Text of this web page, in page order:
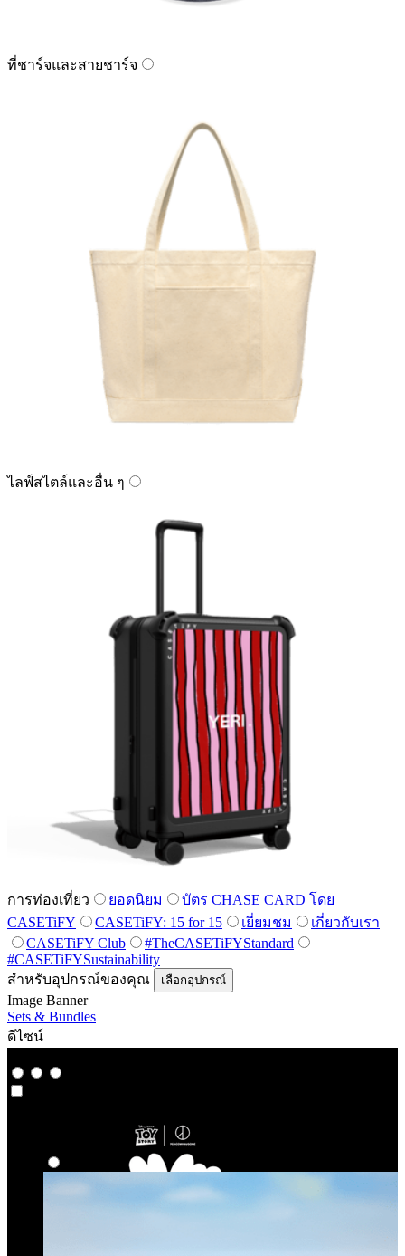
ที่ชาร์จและสายชาร์จ
ไลฟ์สไตล์และอื่น ๆ
การท่องเที่ยว ยอดนิยม
บัตร CHASE CARD โดย
CASETiFY
CASETiFY: 15 for 15 เยี่ยมชม
เกี่ยวกับเรา
CASETiFY Club
#TheCASETiFYStandard
#CASETiFYSustainability
สำหรับอุปกรณ์ของคุณ
เลือกอุปกรณ์
Image Banner
Sets & Bundles
ดีไซน์